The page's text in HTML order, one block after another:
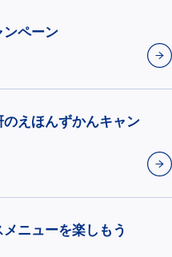
ンペーン
えほんずかんキャン
ニューを楽しもう